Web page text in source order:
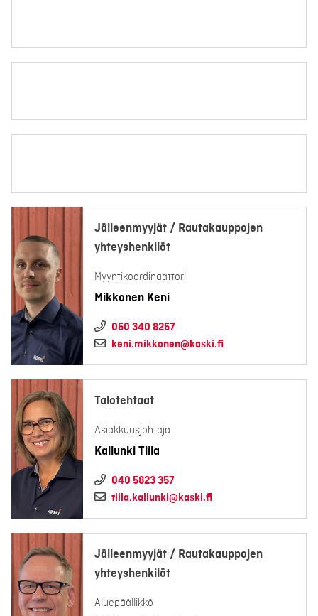
Jälleenmyyjät / Rautakauppojen
yhteyshenkilöt
Myyntikoordinaattori
Mikkonen Keni
050 340 8257
keni.mikkonen@kaski.fi
Talotehtaat
Asiakkuusjohtaja
Kallunki Tiila
040 5823 357
tiila.kallunki@kaski.fi
Jälleenmyyjät / Rautakauppojen
yhteyshenkilöt
Aluepäällikkö